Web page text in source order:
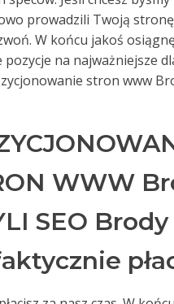
prowadzili Twoją
W końcu jakoś
na najważniejsze
stron www
WWW
SEO Brody